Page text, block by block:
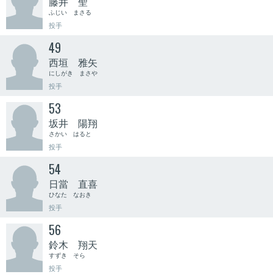
ふじい まさる
投手
49
西垣 雅矢
にしがき まさや
投手
53
坂井 陽翔
さかい はると
投手
54
日當 直喜
ひなた なおき
投手
56
鈴木 翔天
すずき そら
投手